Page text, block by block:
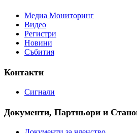
Медиа Мониторинг
Видео
Регистри
Новини
Събития
Контакти
Сигнали
Документи, Партньори и